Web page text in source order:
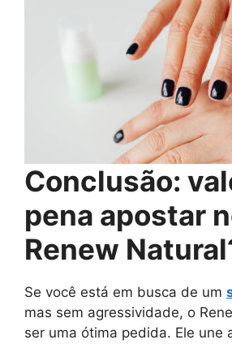
Conclusão:
pena apostar
Renew
Se você está em busca de um
mas sem agressividade, o
ser uma ótima pedida. Ele une